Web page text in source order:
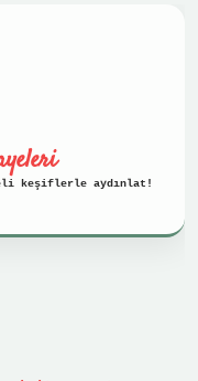
keşiflerle aydınlat!